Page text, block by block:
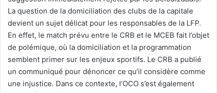
La question de la domiciliation des clubs de la capitale
devient un sujet délicat pour les responsables de la LFP.
En effet, le match prévu entre le CRB et le MCEB fait l’objet
de polémique, où la domiciliation et la programmation
semblent primer sur les enjeux sportifs. Le CRB a publié
un communiqué pour dénoncer ce qu’il considère comme
une injustice. Dans ce contexte, l’OCO s’est également